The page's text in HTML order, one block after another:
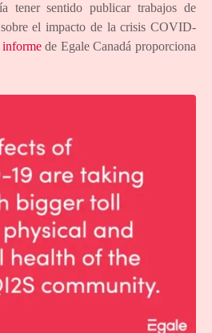
tener sentido publicar trabajos de
el impacto de la crisis COVID-
informede Egale Canadá proporciona